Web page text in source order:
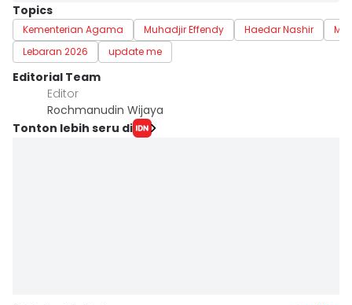
Topics
Kementerian Agama Muhadjir Effendy Haedar Nashir
Lebaran 2026
update me
Editorial Team
Editor
Rochmanudin Wijaya
Tonton lebih seru di